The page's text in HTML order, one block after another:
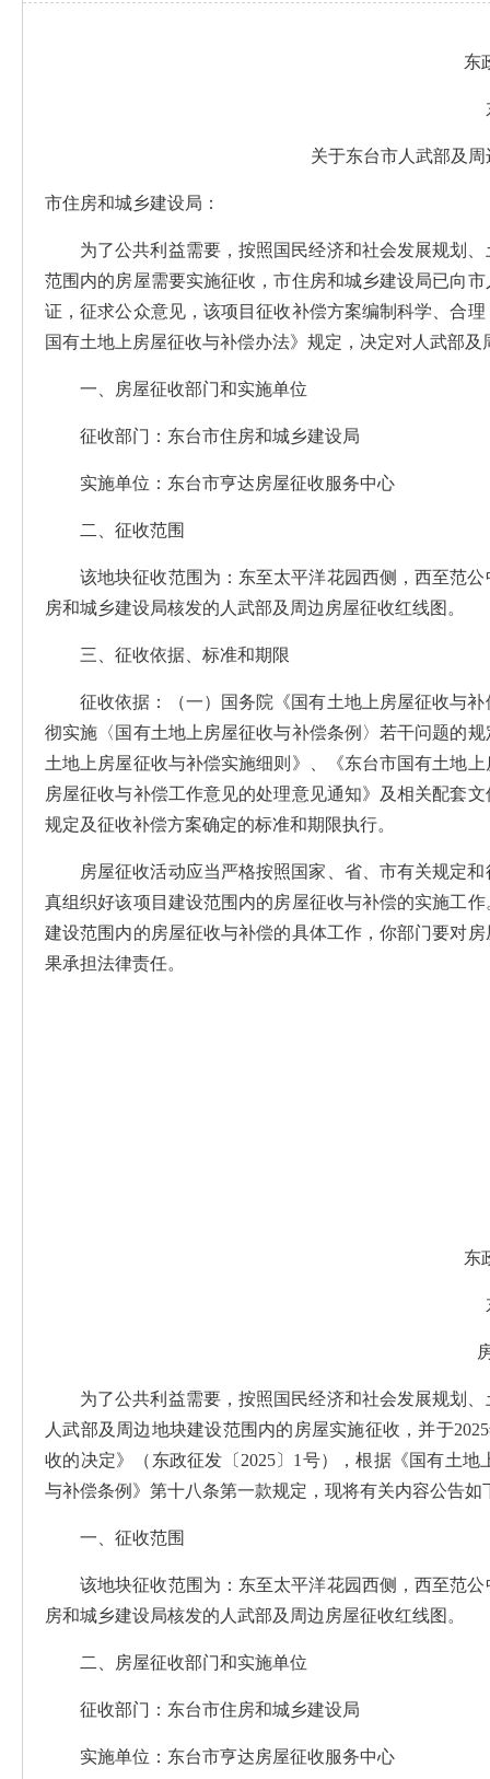
东
关于东台市 人武部及
市住房和城乡建设局：
为了公共利益需要，按照国民经济和社会发展规划
范围内的房屋需要实施征收，市住房和城乡建设局已向
证，征求公众意见，该项目征收补偿方案编制科学、合
国有土地上房屋征收与补偿办法》规定，决定对人武部
一、房屋征收部门和实施单位
征收部门：东台市住房和城乡建设局
实施单位：东台市亨达房屋征收服务中心
二、征收范围
该地块征收范围为：东至太平洋花园西侧，西至范
房和城乡建设局核发的人武部及周边房屋征收红线图。
三、征收依据、标准和期限
征收依据：（一）国务院《国有土地上房屋征收与
彻实施〈国有土地上房屋征收与补偿条例〉若干问题的
土地上房屋征收与补偿实施细则》、《东台市国有土地
房屋征收与补偿工作意见的处理意见通知》及相关配套
规定及征收补偿方案确定的标准和期限执行。
房屋征收活动应当严格按照国家、省、市有关规定
真组织好该项目建设范围内的房屋征收与补偿的实施工
建设范围内的房屋征收与补偿的具体工作，你部门要对
果承担法律责任。
东
为了公共利益需要，按照国民经济和社会发展规划
人武部及周边地块建设范围内的房屋实施征收，并于
收的决定》（东政征发〔2025〕1号），根据《国有土
与补偿条例》第十八条第一款规定，现将有关内容公告如
一、征收范围
该地块征收范围为：东至太平洋花园西侧，西至范
房和城乡建设局核发的人武部及周边房屋征收红线图。
二、房屋征收部门和实施单位
征收部门：东台市住房和城乡建设局
实施单位：东台市亨达房屋征收服务中心